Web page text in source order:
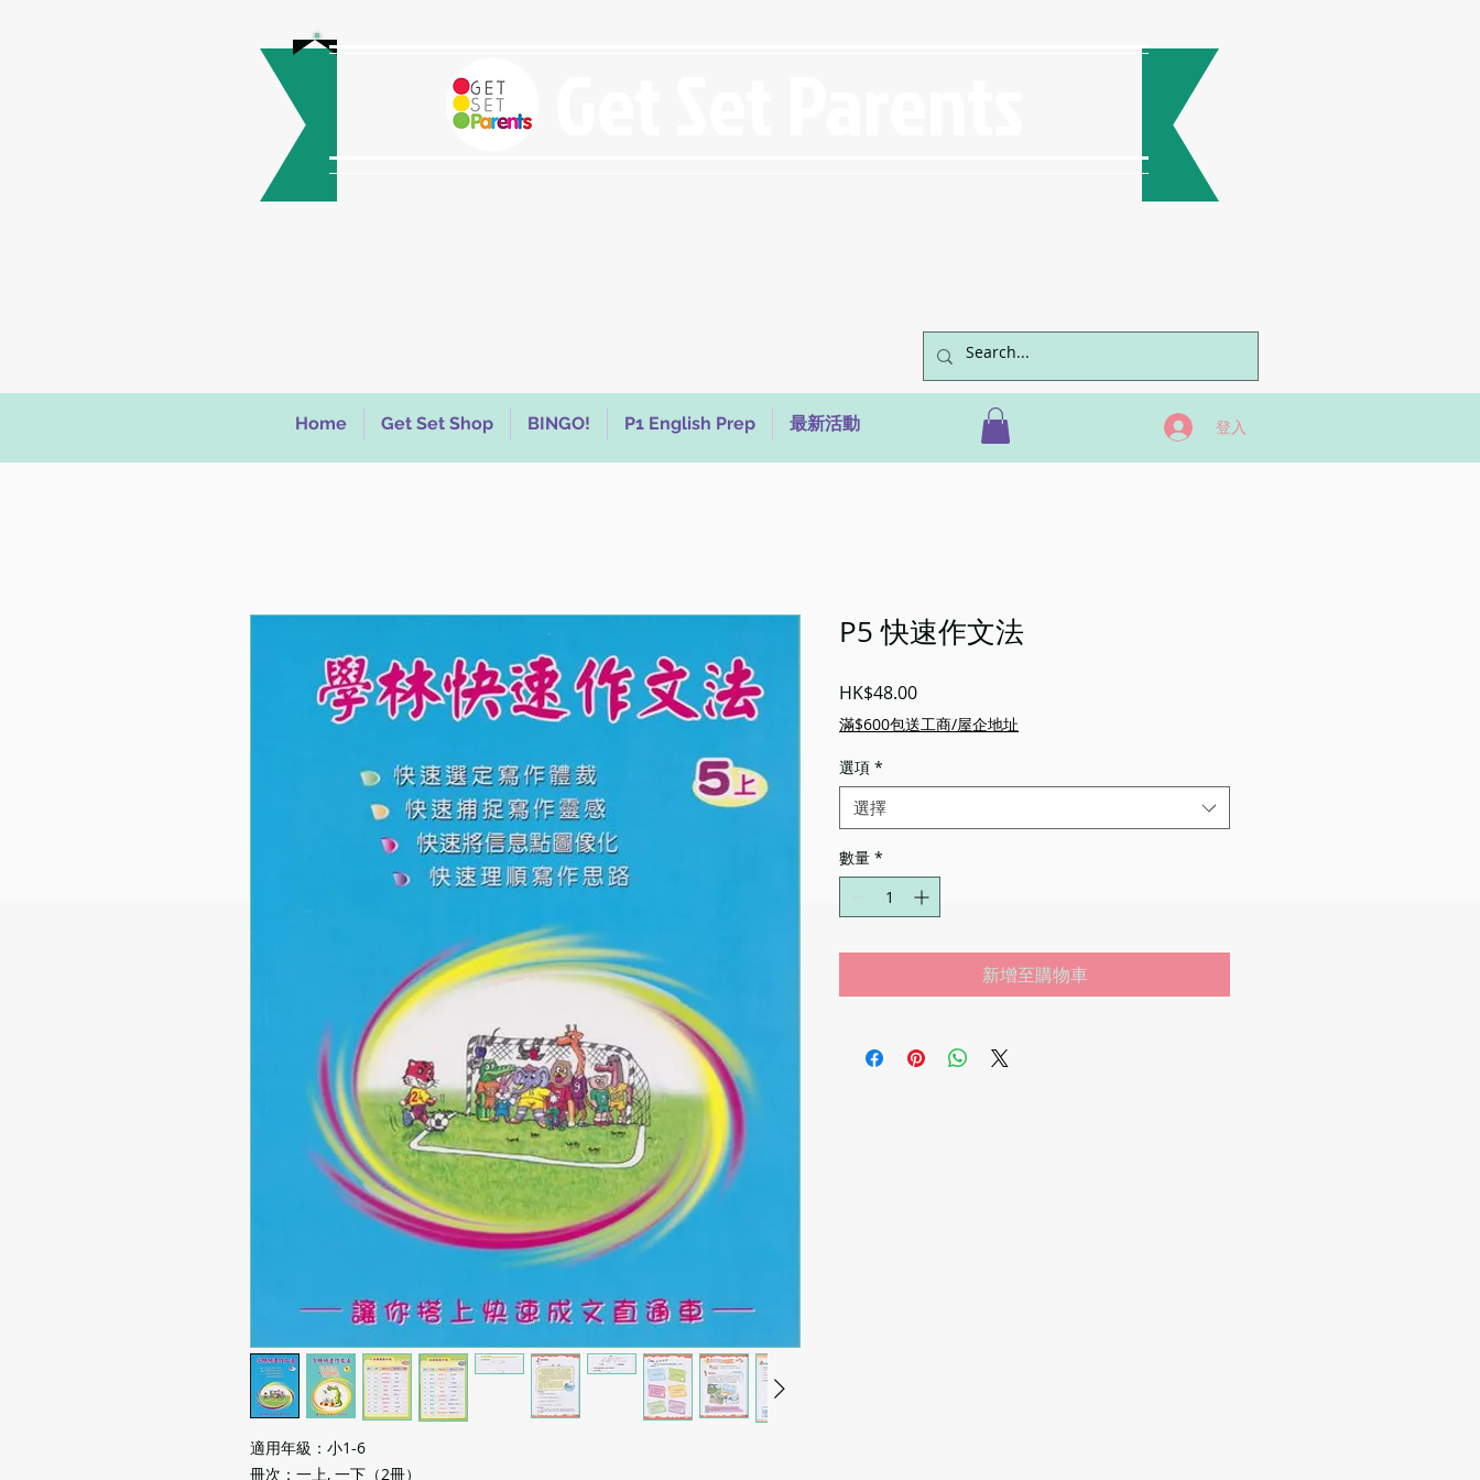
Home Get Set Shop BINGO! P1 English Prep 最新活動 登入
適用年級：小1-6
冊次：一上, 一下（2冊）
P5 快速作文法
HK$48.00價
格
滿$600包送工商/屋企地址
選項 *
選擇
數量 *
新增至購物車